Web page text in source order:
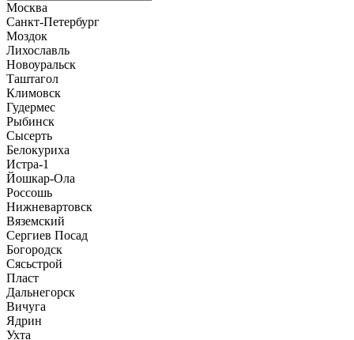
Москва
Санкт-Петербург
Моздок
Лихославль
Новоуральск
Таштагол
Климовск
Гудермес
Рыбинск
Сысерть
Белокуриха
Истра-1
Йошкар-Ола
Россошь
Нижневартовск
Вяземский
Сергиев Посад
Богородск
Сясьстрой
Пласт
Дальнегорск
Вичуга
Ядрин
Ухта